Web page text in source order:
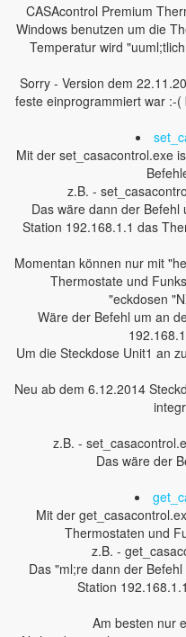
CASAcontrol Premium
Windows benutzen um die
Temperatur wird
Sorry - Version dem
feste einprogrammiert war :-
Mit der set_casacontrol.exe
z.B. -
Das wäre dann der Befehl
Station 192.168.1.1 das
Momentan können nur mit
Thermostate und
"eckdosen
Wäre der Befehl um an
Um die Steckdose Unit1 an
Neu ab dem 6.12.2014
z.B. -
Das wäre der
Mit der
Thermostaten und
z.B. -
Das "ml;re dann der
Station
Am besten nur